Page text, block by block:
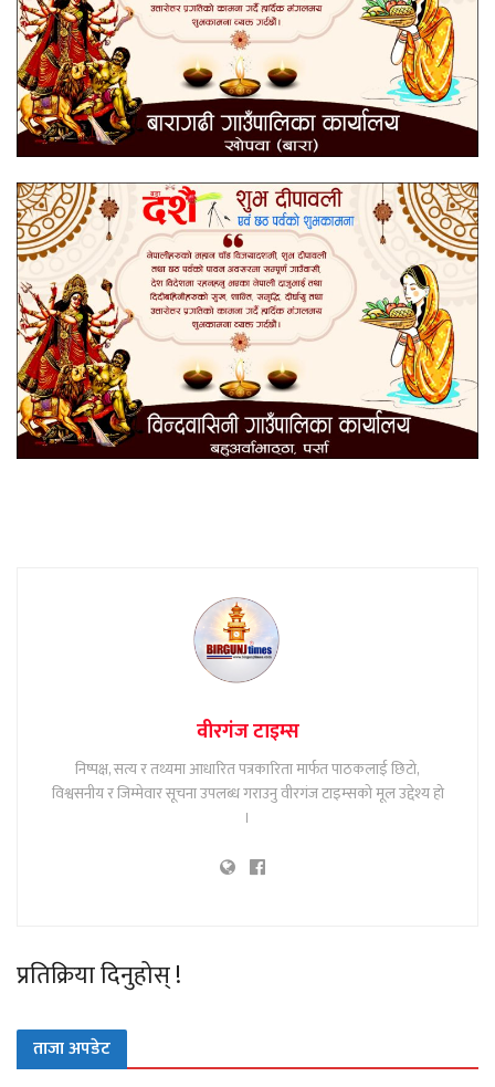
वीरगंज टाइम्स
निष्पक्ष, सत्य र तथ्यमा आधारित पत्रकारिता मार्फत पाठकलाई छिटो,
विश्वसनीय र जिम्मेवार सूचना उपलब्ध गराउनु वीरगंज टाइम्सको मूल उद्देश्य हो
।
प्रतिक्रिया दिनुहोस् !
ताजा अपडेट